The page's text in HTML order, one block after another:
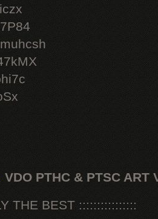
VDO PTHC & PTSC ART
THE BEST ::::::::::::::::